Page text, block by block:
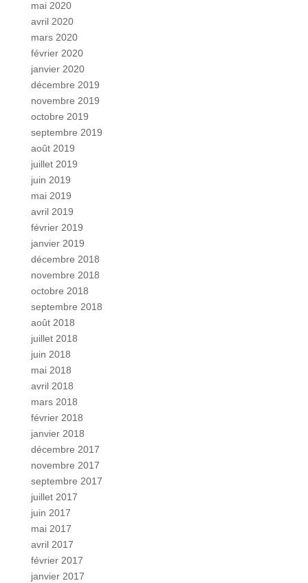
mai 2020
avril 2020
mars 2020
février 2020
janvier 2020
décembre 2019
novembre 2019
octobre 2019
septembre 2019
août 2019
juillet 2019
juin 2019
mai 2019
avril 2019
février 2019
janvier 2019
décembre 2018
novembre 2018
octobre 2018
septembre 2018
août 2018
juillet 2018
juin 2018
mai 2018
avril 2018
mars 2018
février 2018
janvier 2018
décembre 2017
novembre 2017
septembre 2017
juillet 2017
juin 2017
mai 2017
avril 2017
février 2017
janvier 2017